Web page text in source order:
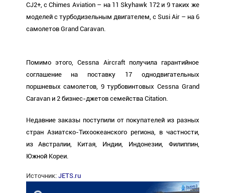
CJ2+, с Chimes Aviation – на 11 Skyhawk 172 и 9 таких же
моделей с турбодизельным двигателем, с Susi Air – на 6
самолетов Grand Caravan.
Помимо этого, Сessna Aircraft получила гарантийное
соглашение на поставку 17 однодвигательных
поршневых самолетов, 9 турбовинтовых Сessna Grand
Caravan и 2 бизнес-джетов семейства Citation.
Недавние заказы поступили от покупателей из разных
стран Азиатско-Тихоокеанского региона, в частности,
из Австралии, Китая, Индии, Индонезии, Филиппин,
Южной Кореи.
Источник: JETS.ru